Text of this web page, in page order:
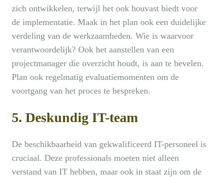
zich ontwikkelen, terwijl het ook houvast biedt voor
de implementatie. Maak in het plan ook een duidelijke
verdeling van de werkzaamheden. Wie is waarvoor
verantwoordelijk? Ook het aanstellen van een
projectmanager die overzicht houdt, is aan te bevelen.
Plan ook regelmatig evaluatiemomenten om de
voortgang van het proces te bespreken.
5. Deskundig IT-team
De beschikbaarheid van gekwalificeerd IT-personeel is
cruciaal. Deze professionals moeten niet alleen
verstand van IT hebben, maar ook in staat zijn om de